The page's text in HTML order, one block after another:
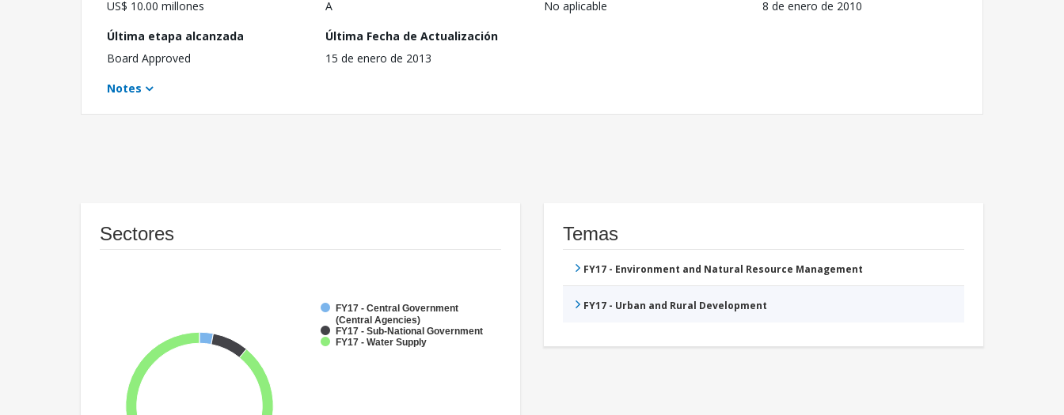
US$ 10.00 millones
A
No aplicable
8 de enero de 2010
Última etapa alcanzada
Board Approved
Última Fecha de Actualización
15 de enero de 2013
Notes
Sectores
FY17 - Central Government
(Central Agencies)
FY17 - Sub-National Government
FY17 - Water Supply
Temas
FY17 - Environment and Natural Resource Management
FY17 - Urban and Rural Development